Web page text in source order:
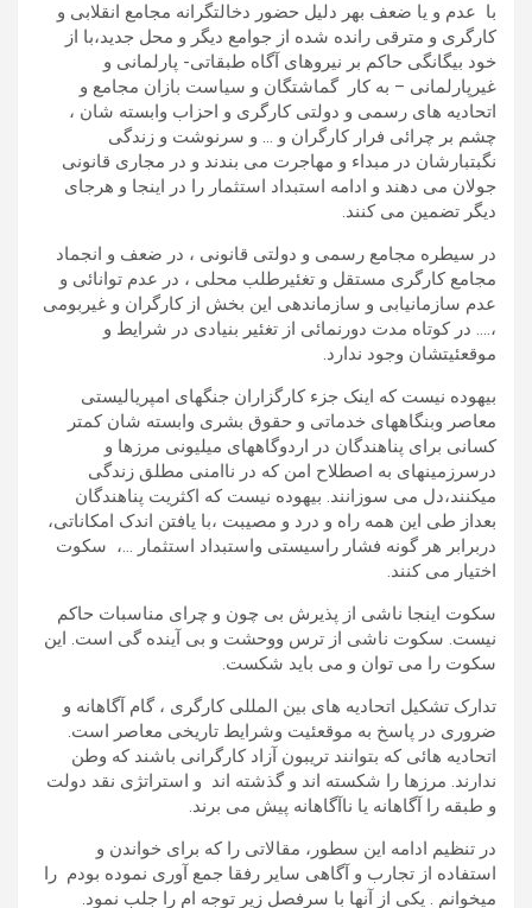
با عدم و یا ضعف بهر دلیل حضور دخالتگرانه مجامع انقلابی و
کارگری و مترقی رانده شده از جوامع دیگر و محل جدید،با از
خود بیگانگی حاکم بر نیروهای آگاه طبقاتی- پارلمانی و
غیرپارلمانی – به کار گماشتگان و سیاست بازان مجامع و
اتحادیه های رسمی و دولتی کارگری و احزاب وابسته شان ،
چشم بر چرائی فرار کارگران و … و سرنوشت و زندگی
نگبتبارشان در مبداء و مهاجرت می بندند و در مجاری قانونی
جولان می دهند و ادامه استبداد استثمار را در اینجا و هرجای
دیگر تضمین می کنند.
در سیطره مجامع رسمی و دولتی قانونی ، در ضعف و انجماد
مجامع کارگری مستقل و تغئیرطلب محلی ، در عدم توانائی و
عدم سازمانیابی و سازماندهی این بخش از کارگران و غیربومی
،…. در کوتاه مدت دورنمائی از تغئیر بنیادی در شرایط و
موقعئیتشان وجود ندارد.
بیهوده نیست که اینک جزء کارگزاران جنگهای امپریالیستی
معاصر وبنگاههای خدماتی و حقوق بشری وابسته شان کمتر
کسانی برای پناهندگان در اردوگاههای میلیونی مرزها و
درسرزمینهای به اصطلاح امن که در ناامنی مطلق زندگی
میکنند،دل می سوزانند. بیهوده نیست که اکثریت پناهندگان
بعداز طی این همه راه و درد و مصیبت ،با یافتن اندک امکاناتی،
دربرابر هر گونه فشار راسیستی واستبداد استثمار …، سکوت
اختیار می کنند.
سکوت اینجا ناشی از پذیرش بی چون و چرای مناسبات حاکم
نیست. سکوت ناشی از ترس ووحشت و بی آینده گی است. این
سکوت را می توان و می باید شکست.
تدارک تشکیل اتحادیه های بین المللی کارگری ، گام آگاهانه و
ضروری در پاسخ به موقعئیت وشرایط تاریخی معاصر است.
اتحادیه هائی که بتوانند تریبون آزاد کارگرانی باشند که وطن
ندارند. مرزها را شکسته اند و گذشته اند و استراتژی نقد دولت
و طبقه را آگاهانه یا ناآگاهانه پیش می برند.
در تنظیم ادامه این سطور، مقالاتی را که برای خواندن و
استفاده از تجارب و آگاهی سایر رفقا جمع آوری نموده بودم را
میخوانم . یکی از آنها با سرفصل زیر توجه ام را جلب نمود.